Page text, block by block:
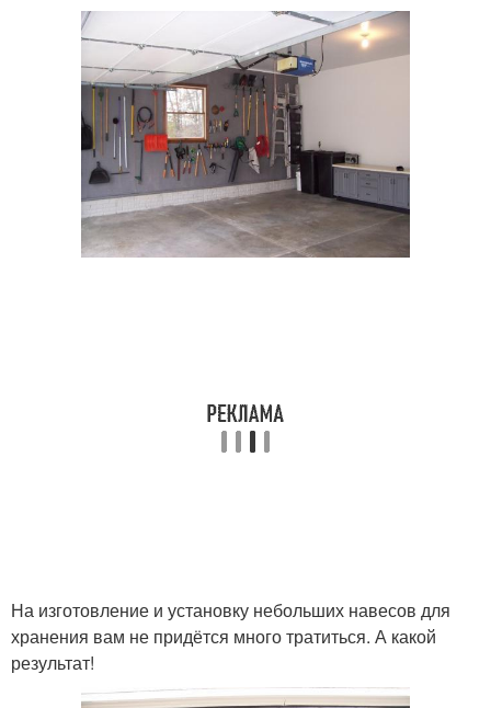
На изготовление и установку небольших навесов для
хранения вам не придётся много тратиться. А какой
результат!